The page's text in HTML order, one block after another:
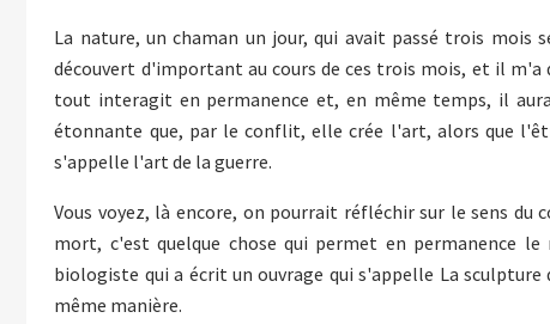
La nature, un chaman un jour, qui avait passé trois mois
découvert d'important au cours de ces trois mois, et il
tout interagit en permanence et, en même temps, il
étonnante que, par le conflit, elle crée l'art, alors que
s'appelle l'art de la guerre.
Vous voyez, là encore, on pourrait réfléchir sur le sens
mort, c'est quelque chose qui permet en permanence
biologiste qui a écrit un ouvrage qui s'appelle La
même manière.